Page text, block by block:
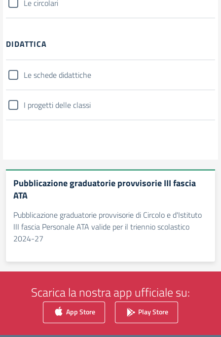
Le circolari
DIDATTICA
Le schede didattiche
I progetti delle classi
Pubblicazione graduatorie provvisorie III fascia
ATA
Pubblicazione graduatorie provvisorie di Circolo e d'Istituto
III fascia Personale ATA valide per il triennio scolastico
2024-27
Scarica la nostra app ufficiale su:
App Store Play Store